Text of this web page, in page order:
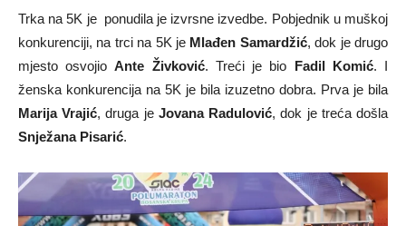
Trka na 5K je ponudila je izvrsne izvedbe. Pobjednik u muškoj
konkurenciji, na trci na 5K je Mlađen Samardžić, dok je drugo
mjesto osvojioAnte Živković. Treći je bio Fadil Komić. I
ženska konkurencija na 5K je bila izuzetno dobra. Prva je bila
Marija Vrajić, druga je Jovana Radulović, dok je treća došla
Snježana Pisarić.